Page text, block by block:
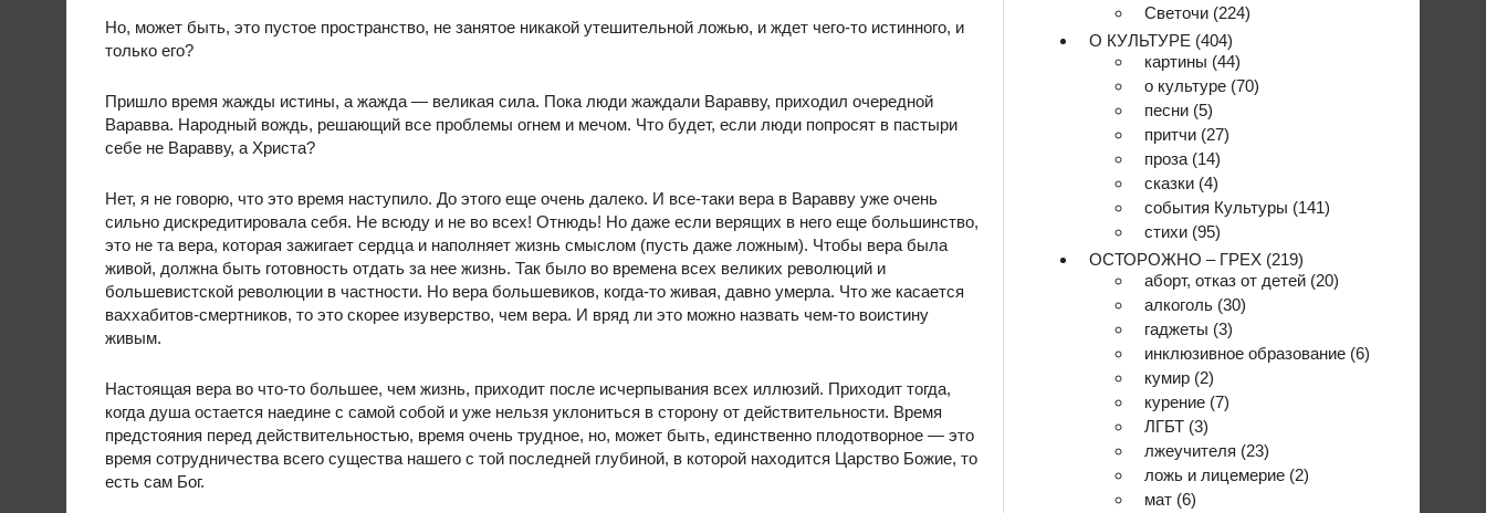
Но, может быть, это пустое пространство, не занятое никакой утешительной ложью, и ждет чего-то истинного, и
только его?
Пришло время жажды истины, а жажда — великая сила. Пока люди жаждали Варавву, приходил очередной
Варавва. Народный вождь, решающий все проблемы огнем и мечом. Что будет, если люди попросят в пастыри
себе не Варавву, а Христа?
Нет, я не говорю, что это время наступило. До этого еще очень далеко. И все-таки вера в Варавву уже очень
сильно дискредитировала себя. Не всюду и не во всех! Отнюдь! Но даже если верящих в него еще большинство,
это не та вера, которая зажигает сердца и наполняет жизнь смыслом (пусть даже ложным). Чтобы вера была
живой, должна быть готовность отдать за нее жизнь. Так было во времена всех великих революций и
большевистской революции в частности. Но вера большевиков, когда-то живая, давно умерла. Что же касается
ваххабитов-смертников, то это скорее изуверство, чем вера. И вряд ли это можно назвать чем-то воистину
живым.
Настоящая вера во что-то большее, чем жизнь, приходит после исчерпывания всех иллюзий. Приходит тогда,
когда душа остается наедине с самой собой и уже нельзя уклониться в сторону от действительности. Время
предстояния перед действительностью, время очень трудное, но, может быть, единственно плодотворное — это
время сотрудничества всего существа нашего с той последней глубиной, в которой находится Царство Божие, то
есть сам Бог.
Светочи (224)
О КУЛЬТУРЕ (404)
картины (44)
о культуре (70)
песни (5)
притчи (27)
проза (14)
сказки (4)
события Культуры (141)
стихи (95)
ОСТОРОЖНО – ГРЕХ (219)
аборт, отказ от детей (20)
алкоголь (30)
гаджеты (3)
инклюзивное образование (6)
кумир (2)
курение (7)
ЛГБТ (3)
лжеучителя (23)
ложь и лицемерие (2)
мат (6)